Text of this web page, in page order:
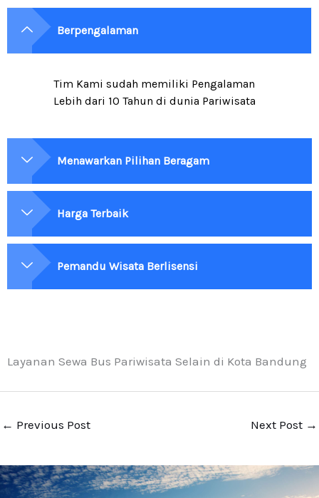
Berpengalaman
Tim Kami sudah memiliki Pengalaman
Lebih dari 10 Tahun di dunia Pariwisata
Menawarkan Pilihan Beragam
Harga Terbaik
Pemandu Wisata Berlisensi
Layanan Sewa Bus Pariwisata Selain di Kota Bandung
← Previous Post Next Post →